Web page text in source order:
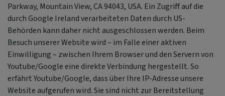
Parkway, Mountain View, CA 94043, USA. Ein Zugriff auf die
durch Google Ireland verarbeiteten Daten durch US-
Behörden kann daher nicht ausgeschlossen werden. Beim
Besuch unserer Website wird – im Falle einer aktiven
Einwilligung – zwischen Ihrem Browser und den Servern von
Youtube/Google eine direkte Verbindung hergestellt. So
erfährt Youtube/Google, dass über Ihre IP-Adresse unsere
Website aufgerufen wird. Sie sind nicht zur Bereitstellung